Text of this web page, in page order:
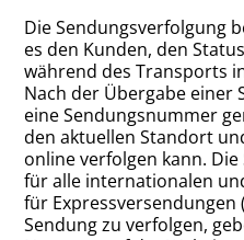
Die Sendungsverfolgung
es den Kunden, den
während des Transports
Nach der Übergabe einer
eine Sendungsnummer
den aktuellen Standort
online verfolgen kann.
für alle internationalen
für Expressversendungen
Sendung zu verfolgen,